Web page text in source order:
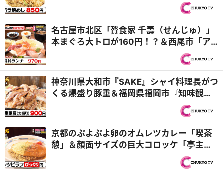
名古屋市北区「贅食家 千壽（せんじゅ）」
本まぐろ大トロが160円！？＆西尾市「ア
ジアンキッチン媽媽や」25種類のビュッフ
ェ付き！ハラミステーキランチ『PS純金
（ゴールド）』
神奈川県大和市『SAKE』シャイ料理長がつ
くる爆盛り豚重＆福岡県福岡市『知味観
（しみかん）』仲良しヤング兄弟！『オモ
京都のぷよぷよ卵のオムレツカレー「喫茶
憩」＆顔面サイズの巨大コロッケ「亭主関